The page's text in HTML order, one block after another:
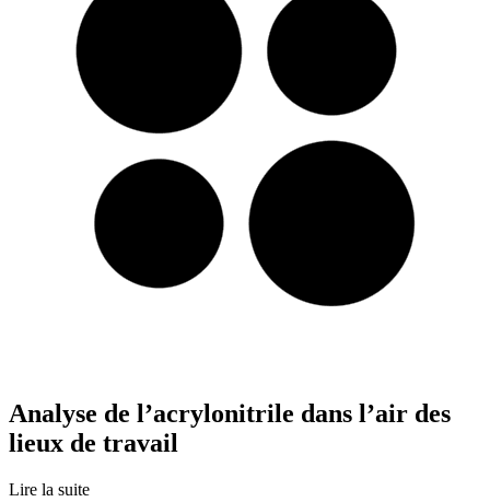
Analyse de l’acrylonitrile dans l’air des
lieux de travail
Lire la suite